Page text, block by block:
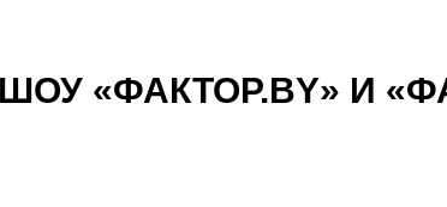
«ФАКТОР.BY» И